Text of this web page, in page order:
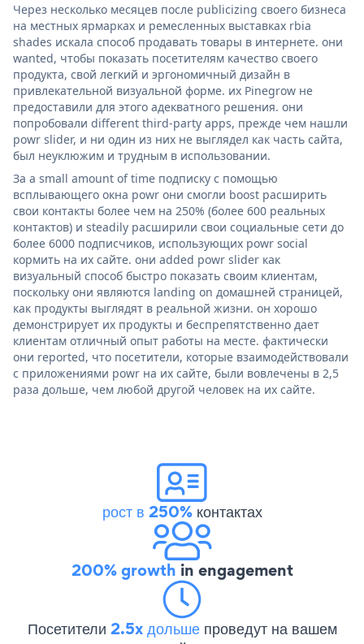
Через несколько месяцев после publicizing своего бизнеса
на местных ярмарках и ремесленных выставках rbia
shades искала способ продавать товары в интернете. они
wanted, чтобы показать посетителям качество своего
продукта, свой легкий и эргономичный дизайн в
привлекательной визуальной форме. их Pinegrow не
предоставили для этого адекватного решения. они
попробовали different third-party apps, прежде чем нашли
powr slider, и ни один из них не выглядел как часть сайта,
был неуклюжим и трудным в использовании.
За a small amount of time подписку с помощью
всплывающего окна powr они смогли boost расширить
свои контакты более чем на 250% (более 600 реальных
контактов) и steadily расширили свои социальные сети до
более 6000 подписчиков, использующих powr social
кормить на их сайте. они added powr slider как
визуальный способ быстро показать своим клиентам,
поскольку они являются landing on домашней страницей,
как продукты выглядят в реальной жизни. он хорошо
демонстрирует их продукты и беспрепятственно дает
клиентам отличный опыт работы на месте. фактически
они reported, что посетители, которые взаимодействовали
с приложениями powr на их сайте, были вовлечены в 2,5
раза дольше, чем любой другой человек на их сайте.
рост в 250%контактах
200% growth in engagement
Посетители 2.5x дольше проведут на вашем